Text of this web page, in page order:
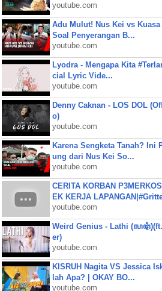
youtube.com
Adu Mulut! Nus Kei vs
Soal Penyerangan B...
youtube.com
Lyodra - Mengapa Kita
cial Lyric Vide...
youtube.com
Denny Caknan - LOS DOL
o)
youtube.com
Karena Sengketa Tanah? Ini
ung dari Nus Kei So...
youtube.com
CERITA KORBAN
EK KERJA
youtube.com
Weird Genius - Lathi (ꦭꦛꦶ)(ft.
er)
youtube.com
KISRUH Nagita VS Jessica
lah Apa? | OKAY BO...
youtube.com